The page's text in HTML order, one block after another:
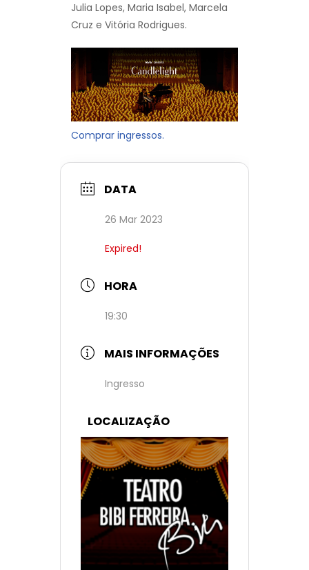
Julia Lopes, Maria Isabel, Marcela
Cruz e Vitória Rodrigues.
Comprar ingressos.
DATA
26 Mar 2023
Expired!
HORA
19:30
MAIS INFORMAÇÕES
Ingresso
LOCALIZAÇÃO